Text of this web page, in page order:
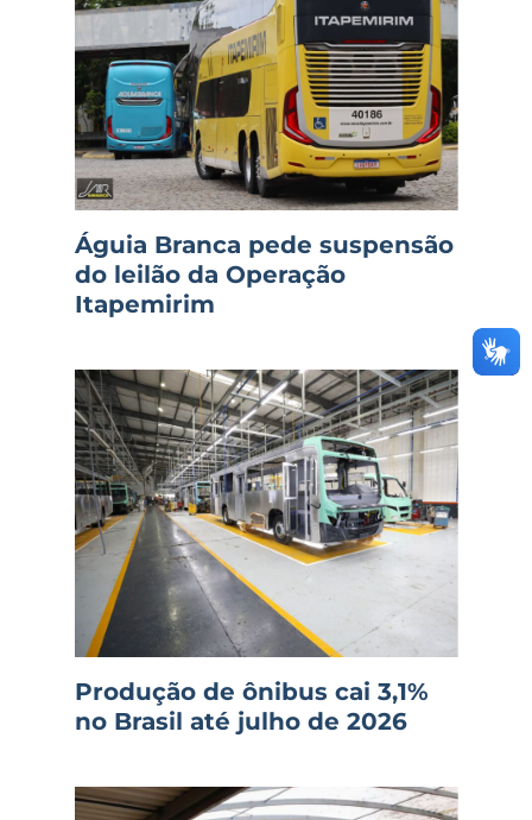
Águia Branca pede suspensão
do leilão da Operação
Itapemirim
Produção de ônibus cai 3,1%
no Brasil até julho de 2026